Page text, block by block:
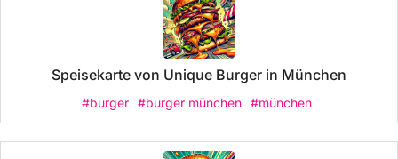
Speisekarte von Unique Burger in München
#burger #burger münchen #münchen